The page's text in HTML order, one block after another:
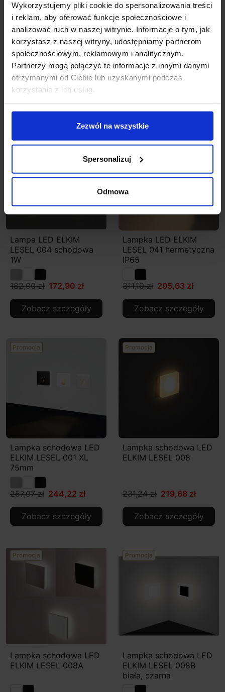
Wykorzystujemy pliki cookie do spersonalizowania treści
i reklam, aby oferować funkcje społecznościowe i
analizować ruch w naszej witrynie. Informacje o tym, jak
korzystasz z naszej witryny, udostępniamy partnerom
społecznościowym, reklamowym i analitycznym.
Partnerzy mogą połączyć te informacje z innymi danymi
otrzymanymi od Ciebie lub uzyskanymi podczas
korzystania z ich usług.
Zezwól na wszystkie
Spersonalizuj
Odmowa
ELKIM LESEL 002
schodowa LED 1W alu,
biała, czarna 48mm
222,63 zł 178,10 zł
Lampa LED ELKIM
LESEL 001XL z
czujnikiem ruchu
298,89 zł 283,95 zł
Promocja
Lampa LED ELKIM
LESEL 004 schodowa
1W
182,00 zł 172,90 zł
Zobacz szczegóły
Promocja
Lampka LED ELKIM
LESEL 041 hermetyczna
IP65
311,19 zł 295,63 zł
Zobacz szczegóły
Promocja
Lampka schodowa LED
ELKIM LESEL 001 XL
75mm
257,07 zł 244,22 zł
Zobacz szczegóły
Promocja
Lampka schodowa LED
ELKIM LESEL 008
231,24 zł 219,68 zł
Zobacz szczegóły
Promocja
Lampka schodowa LED
ELKIM LESEL 008A
Promocja
Lampka schodowa LED
ELKIM LESEL 008B
biała, czarna